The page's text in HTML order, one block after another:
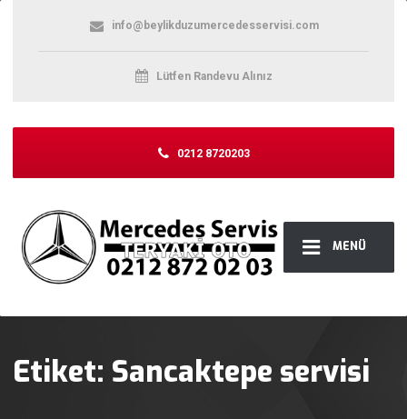
MENÜ
info@beylikduzumercedesservisi.com
Lütfen Randevu Alınız
0212 8720203
Etiket: Sancaktepe servisi